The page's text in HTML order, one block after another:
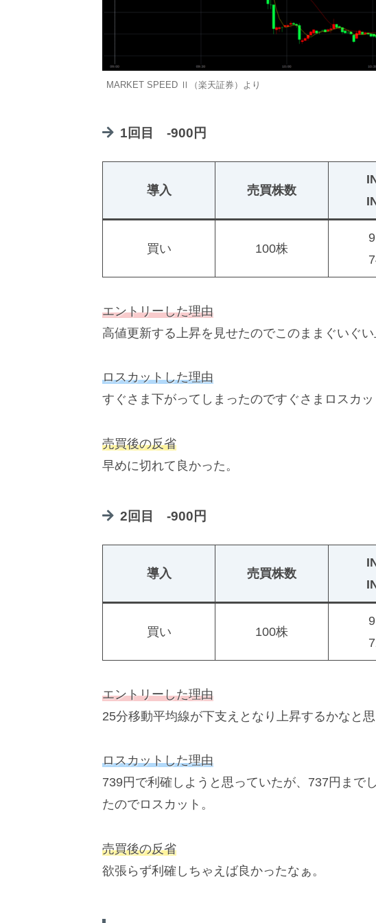
MARKET SPEED Ⅱ（楽天証券）より
1回目 -900円
導入 売買株数
買い 100株
エントリーした理由
高値更新する上昇を見せたのでこのままぐいぐ
ロスカットした理由
すぐさま下がってしまったのですぐさまロスカッ
売買後の反省
早めに切れて良かった。
2回目 -900円
導入 売買株数
買い 100株
エントリーした理由
25分移動平均線が下支えとなり上昇するかなと思
ロスカットした理由
739円で利確しようと思っていたが、737円まで
たのでロスカット。
売買後の反省
欲張らず利確しちゃえば良かったなぁ。